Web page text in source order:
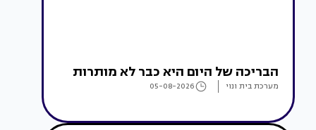
הבריכה של היום היא כבר לא מותרות
מערכת בית ונוי 05-08-2026